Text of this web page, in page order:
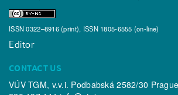
ISSN 0322–8916 (print), ISSN 1805-6555 (on-line)
Editor
CONTACT US
VÚV TGM, v.v.i. Podbabská 2582/30